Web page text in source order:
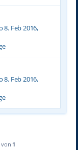
8. Feb 2016,
8. Feb 2016,
von 1